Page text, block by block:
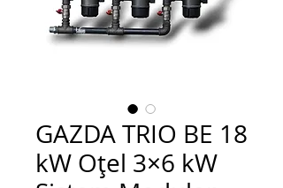
GAZDA TRIO BE 18
kW Oțel 3×6 kW